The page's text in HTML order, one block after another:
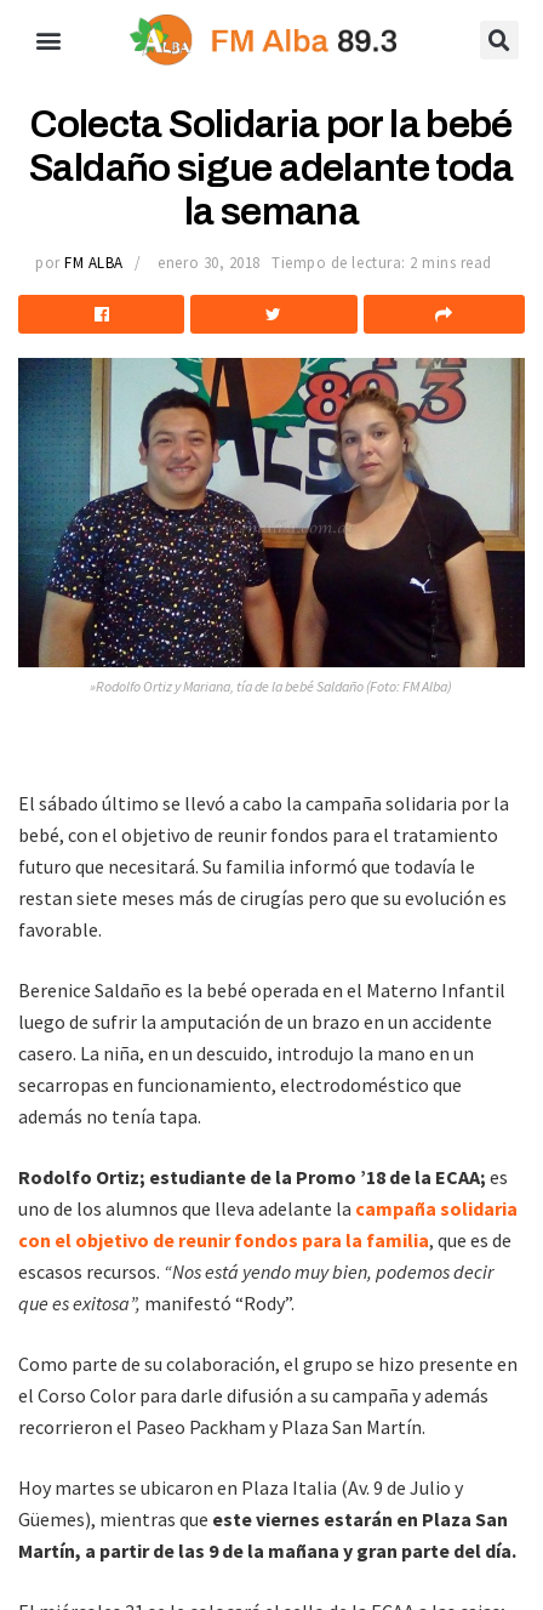
Colecta Solidaria por la bebé
Saldaño sigue adelante toda
la semana
por FM ALBA enero 30, 2018 Tiempo de lectura: 2 mins read
»Rodolfo Ortiz y Mariana, tía de la bebé Saldaño (Foto: FM Alba)
El sábado último se llevó a cabo la campaña solidaria por la
bebé, con el objetivo de reunir fondos para el tratamiento
futuro que necesitará. Su familia informó que todavía le
restan siete meses más de cirugías pero que su evolución es
favorable.
Berenice Saldaño es la bebé operada en el Materno Infantil
luego de sufrir la amputación de un brazo en un accidente
casero. La niña, en un descuido, introdujo la mano en un
secarropas en funcionamiento, electrodoméstico que
además no tenía tapa.
Rodolfo Ortiz; estudiante de la Promo ’18 de la ECAA; es
uno de los alumnos que lleva adelante la campaña solidaria
con el objetivo de reunir fondos para la familia, que es de
escasos recursos. “Nos está yendo muy bien, podemos decir
que es exitosa”, manifestó “Rody”.
Como parte de su colaboración, el grupo se hizo presente en
el Corso Color para darle difusión a su campaña y además
recorrieron el Paseo Packham y Plaza San Martín.
Hoy martes se ubicaron en Plaza Italia (Av. 9 de Julio y
Güemes), mientras que este viernes estarán en Plaza San
Martín, a partir de las 9 de la mañana y gran parte del día.